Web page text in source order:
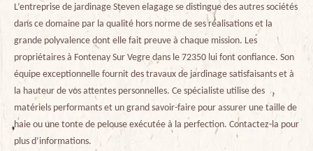
L’entreprise de jardinage Steven elagage se distingue des autres sociétés
dans ce domaine par la qualité hors norme de ses réalisations et la
grande polyvalence dont elle fait preuve à chaque mission. Les
propriétaires à Fontenay Sur Vegre dans le 72350 lui font confiance. Son
équipe exceptionnelle fournit des travaux de jardinage satisfaisants et à
la hauteur de vos attentes personnelles. Ce spécialiste utilise des
matériels performants et un grand savoir-faire pour assurer une taille de
haie ou une tonte de pelouse exécutée à la perfection. Contactez-la pour
plus d’informations.